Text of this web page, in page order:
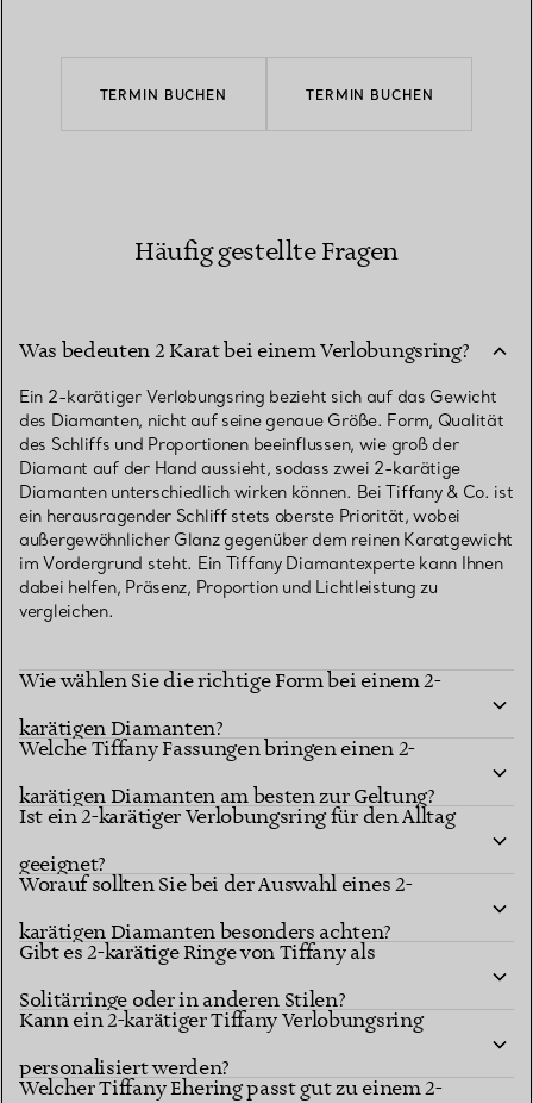
TERMIN BUCHEN TERMIN BUCHEN
Häufig gestellte Fragen
Was bedeuten 2 Karat bei einem Verlobungsring?
Ein 2-karätiger Verlobungsring bezieht sich auf das Gewicht
des Diamanten, nicht auf seine genaue Größe. Form, Qualität
des Schliffs und Proportionen beeinflussen, wie groß der
Diamant auf der Hand aussieht, sodass zwei 2-karätige
Diamanten unterschiedlich wirken können. Bei Tiffany & Co. ist
ein herausragender Schliff stets oberste Priorität, wobei
außergewöhnlicher Glanz gegenüber dem reinen Karatgewicht
im Vordergrund steht. Ein Tiffany Diamantexperte kann Ihnen
dabei helfen, Präsenz, Proportion und Lichtleistung zu
vergleichen.
Wie wählen Sie die richtige Form bei einem 2-
karätigen Diamanten?
Welche Tiffany Fassungen bringen einen 2-
karätigen Diamanten am besten zur Geltung?
Ist ein 2-karätiger Verlobungsring für den Alltag
geeignet?
Worauf sollten Sie bei der Auswahl eines 2-
karätigen Diamanten besonders achten?
Gibt es 2-karätige Ringe von Tiffany als
Solitärringe oder in anderen Stilen?
Kann ein 2-karätiger Tiffany Verlobungsring
personalisiert werden?
Welcher Tiffany Ehering passt gut zu einem 2-